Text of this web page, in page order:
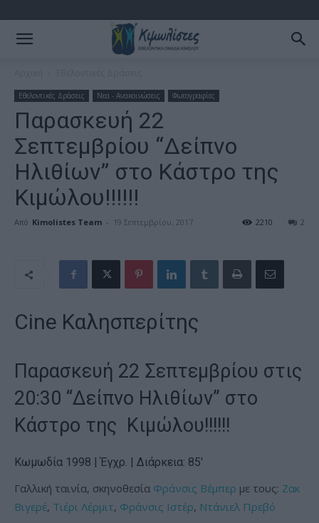
Εθελοντικές Δράσεις Νεα - Ανακοινώσεις Φωτογραφίες
Παρασκευή 22
Σεπτεμβρίου “Δείπνο
Ηλιθίων” στο Κάστρο της
Κιμώλου!!!!!!
Από Kimolistes Team - 19 Σεπτεμβρίου, 2017 2
2210
Cine Καλησπερίτης
Παρασκευή 22 Σεπτεμβρίου στις
20:30 “Δείπνο Ηλιθίων” στο
Κάστρο της Κιμώλου!!!!!!
Κωμωδία 1998 | Έγχρ. | Διάρκεια: 85′
Γαλλική ταινία, σκηνοθεσία Φράνσις Βέμπερ με τους: Ζακ
Βιγερέ, Τιέρι Λέρμιτ, Φράνσις Ιστέρ, Ντάνιελ Πρεβό